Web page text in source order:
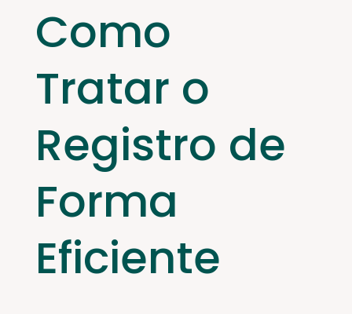
Como
Tratar o
Registro de
Forma
Eficiente